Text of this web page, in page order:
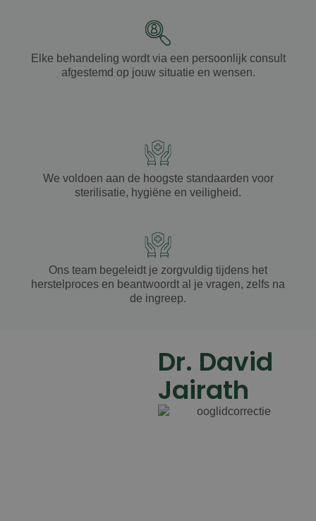
Elke behandeling wordt via een persoonlijk consult
afgestemd op jouw situatie en wensen.
We voldoen aan de hoogste standaarden voor
sterilisatie, hygiëne en veiligheid.
Ons team begeleidt je zorgvuldig tijdens het
herstelproces en beantwoordt al je vragen, zelfs na
de ingreep.
Dr. David
Jairath